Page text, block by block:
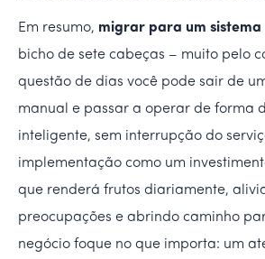
Em resumo, migrar para um sistema
bicho de sete cabeças – muito pelo
questão de dias você pode sair de
manual e passar a operar de forma
inteligente, sem interrupção do
implementação como um
que renderá frutos diariamente,
preocupações e abrindo caminho
negócio foque no que importa: um